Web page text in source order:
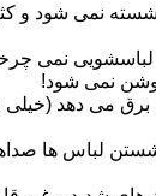
نمی شود و
نمی
نمی شود!
می دهد (خیلی
لباس ها